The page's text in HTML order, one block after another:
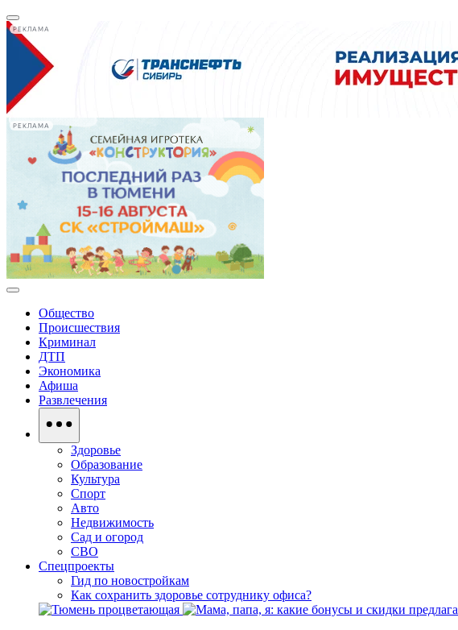
РЕКЛАМА
РЕКЛАМА
Общество
Происшествия
Криминал
ДТП
Экономика
Афиша
Развлечения
Здоровье
Образование
Культура
Спорт
Авто
Недвижимость
Сад и огород
СВО
Спецпроекты
Гид по новостройкам
Как сохранить здоровье сотруднику офиса?